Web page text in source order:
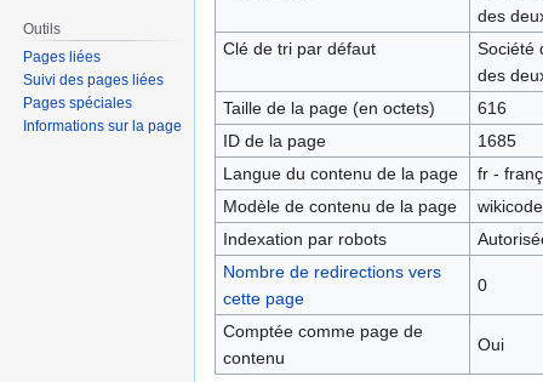
des
Clé de tri par défaut
Société
des
Taille de la page (en octets)
616
ID de la page
1685
Langue du contenu de la page
fr -
Modèle de contenu de la page
wikicode
Indexation par robots
Nombre de redirections vers
cette page
0
Comptée comme page de
contenu
Oui
Outils
Pages liées
Suivi des pages liées
Pages spéciales
Informations sur la page